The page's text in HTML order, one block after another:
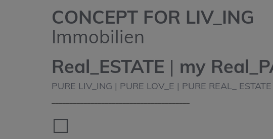
CONCEPT FOR LIV_ING
Immobilien
Real_ESTATE | my
PURE LIV_ING | PURE LOV_E | PURE REAL_ ESTATE
⬜️